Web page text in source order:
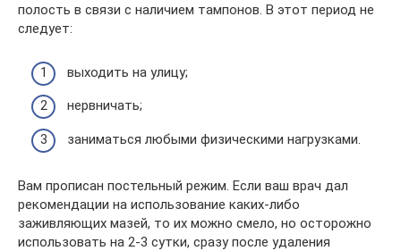
полость в связи с наличием тампонов. В этот период не
следует:
выходить на улицу;
нервничать;
заниматься любыми физическими нагрузками.
Вам прописан постельный режим. Если ваш врач дал
рекомендации на использование каких-либо
заживляющих мазей, то их можно смело, но осторожно
использовать на 2-3 сутки, сразу после удаления